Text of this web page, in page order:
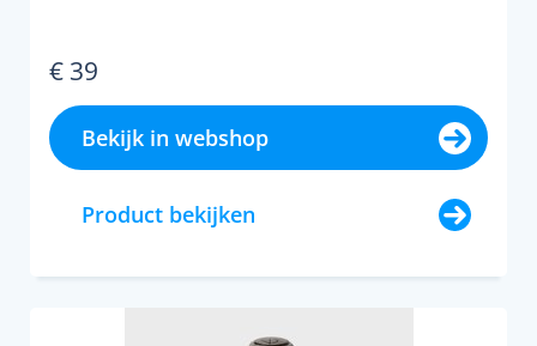
€ 39
Bekijk in webshop
Product bekijken